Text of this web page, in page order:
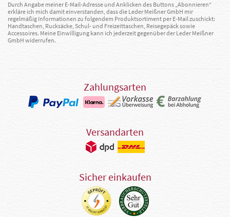
Durch Angabe meiner E-Mail-Adresse und Anklicken des Buttons „Abonnieren“
erkläre ich mich damit einverstanden, dass die Leder Meißner GmbH mir
regelmäßig Informationen zu folgendem Produktsortiment per E-Mail zuschickt:
Handtaschen, Rucksäcke, Schul- und Freizeittaschen, Reisegepäck sowie
Accessoires. Meine Einwilligung kann ich jederzeit gegenüber der Leder Meißner
GmbH widerrufen.
Zahlungsarten
Versandarten
Sicher einkaufen